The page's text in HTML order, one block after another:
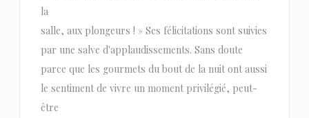
la
salle, aux plongeurs ! » Ses félicitations sont suivies
par une salve d'applaudissements. Sans doute
parce que les gourmets du bout de la nuit ont aussi
le sentiment de vivre un moment privilégié, peut-
être